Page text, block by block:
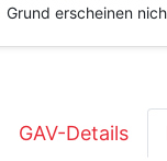
Grund erscheinen
GAV-Details